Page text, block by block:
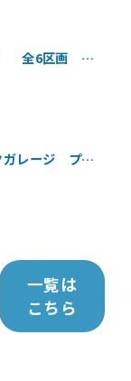
全6区画 プ
レージ プロ
一覧は
こちら